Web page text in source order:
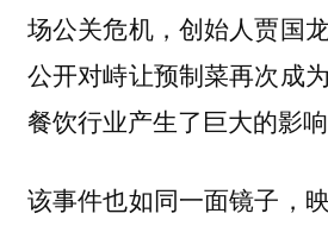
场公关危机，创始人贾国
公开对峙让预制菜再次成
餐饮行业产生了巨大的影响
该事件也如同一面镜子，